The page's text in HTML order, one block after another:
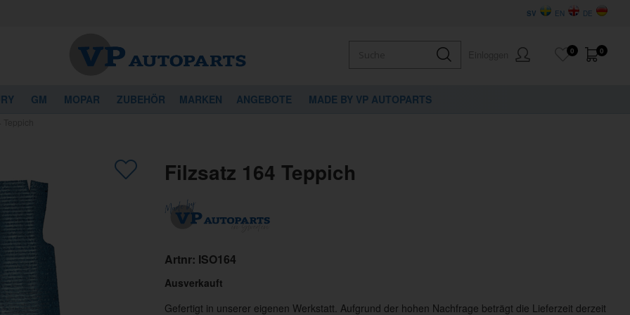
DE
EN
SV
0
0
GM MOPAR ZUBEHÖR MARKEN ANGEBOTE MADE BY VP AUTOPARTS
Filzsatz 164 Teppich
Artnr: ISO164
Ausverkauft
Gefertigt in unserer eigenen Werkstatt. Aufgrund der hohen Nachfrage beträgt die Lieferzeit derzeit